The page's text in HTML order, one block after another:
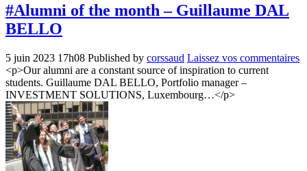
#Alumni of the month – Guillaume DAL
BELLO
5 juin 2023 17h08 Published by corssaud Laissez vos commentaires
<p>Our alumni are a constant source of inspiration to current
students. Guillaume DAL BELLO, Portfolio manager –
INVESTMENT SOLUTIONS, Luxembourg…</p>